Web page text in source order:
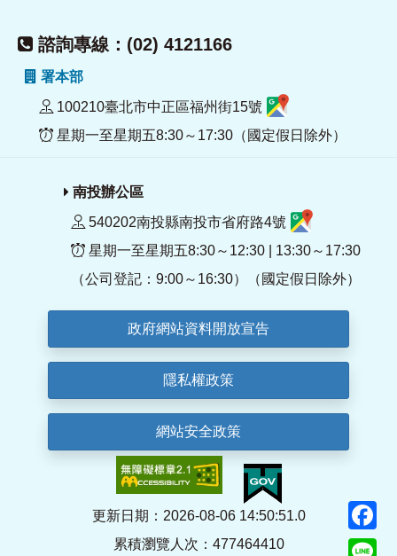
諮詢專線：(02) 4121166
署本部
100210臺北市中正區福州街15號
星期一至星期五8:30～17:30（國定假日除外）
南投辦公區
540202南投縣南投市省府路4號
星期一至星期五8:30～12:30 | 13:30～17:30
（公司登記：9:00～16:30）（國定假日除外）
政府網站資料開放宣告
隱私權政策
網站安全政策
更新日期：2026-08-06 14:50:51.0
累積瀏覽人次：477464410